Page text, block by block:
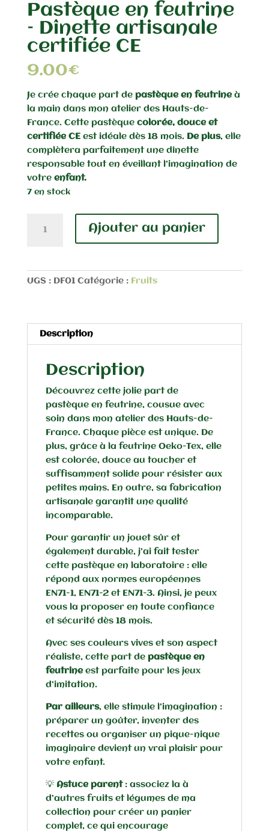
Pastèque en feutrine
– Dînette artisanale
certifiée CE
9.00€
Je crée chaque part de pastèque en feutrineà
la main dans mon atelier des Hauts-de-
France. Cette pastèque colorée, douce et
certifiée CEest idéale dès 18 mois. De plus, elle
complètera parfaitement une dînette
responsable tout en éveillant l’imagination de
votreenfant.
7 en stock
feutrine
certifiée
CE
Ajouter au panier
UGS : DF01 Catégorie : Fruits
Description
Description
Découvrez cette jolie part de
pastèque en feutrine, cousue avec
soin dans mon atelier des Hauts-de-
France. Chaque pièce est unique. De
plus, grâce à la feutrine Oeko-Tex, elle
est colorée, douce au toucher et
suffisamment solide pour résister aux
petites mains. En outre, sa fabrication
artisanale garantit une qualité
incomparable.
Pour garantir un jouet sûr et
également durable, j’ai fait tester
cette pastèque en laboratoire : elle
répond aux normes européennes
EN71-1, EN71-2 et EN71-3. Ainsi, je peux
vous la proposer en toute confiance
et sécurité dès 18 mois.
Avec ses couleurs vives et son aspect
réaliste, cette part de pastèque en
feutrineest parfaite pour les jeux
d’imitation.
Par ailleurs, elle stimule l’imagination :
préparer un goûter, inventer des
recettes ou organiser un pique-nique
imaginaire devient un vrai plaisir pour
votre enfant.
💡 Astuce parent: associez la à
d’autres fruits et légumes de ma
collection pour créer un panier
complet, ce qui encourage